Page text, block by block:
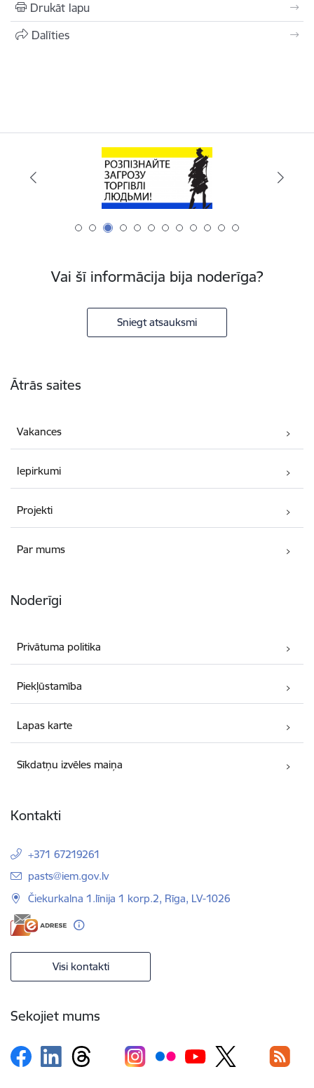
Drukāt lapu
Dalīties
Vai šī informācija bija noderīga?
Sniegt atsauksmi
Ātrās saites
Vakances
Iepirkumi
Projekti
Par mums
Noderīgi
Privātuma politika
Piekļūstamība
Lapas karte
Sīkdatņu izvēles maiņa
Kontakti
+371 67219261
E-pasts:
pasts@iem.gov.lv
Čiekurkalna 1.līnija 1 korp.2, Rīga, LV-1026
Visi kontakti
Sekojiet mums